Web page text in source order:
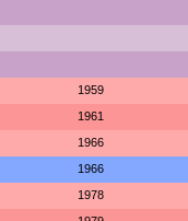
1959
1961
1966
1966
1978